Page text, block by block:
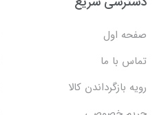
صفحه اول
تماس با ما
رویه بازگرداندن کالا